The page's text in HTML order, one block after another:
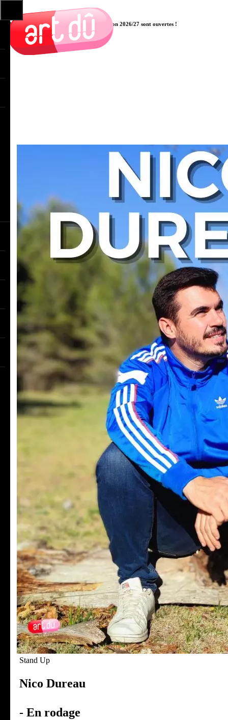
Les pré-inscriptions aux cours pour la saison 2026/27 sont ouvertes !
Stand Up
Nico Dureau
- En rodage